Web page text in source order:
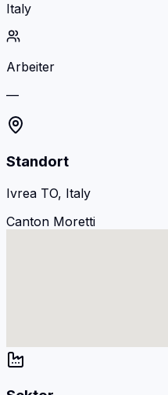
Italy
Arbeiter
—
Standort
Ivrea TO, Italy
Canton Moretti